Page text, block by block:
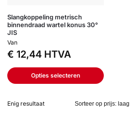
Slangkoppeling metrisch
binnendraad wartel konus 30°
JIS
Van
€ 12,44 HTVA
Opties selecteren
Enig resultaat